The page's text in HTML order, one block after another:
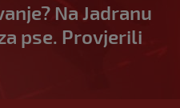
Na Jadranu
pse. Provjerili